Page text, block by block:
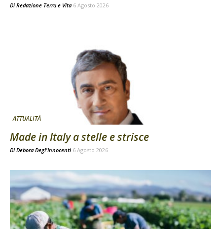
Di Redazione Terra e Vita 6 Agosto 2026
ATTUALITÀ
Made in Italy a stelle e strisce
Di Debora Degl'Innocenti 6 Agosto 2026